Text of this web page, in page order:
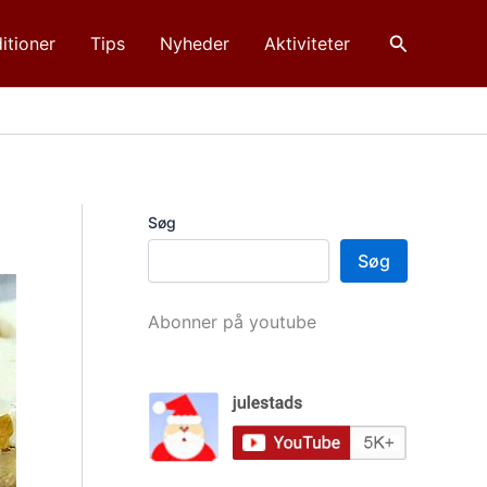
Tips Nyheder Aktiviteter Søg
Søg
Søg
Abonner på youtube